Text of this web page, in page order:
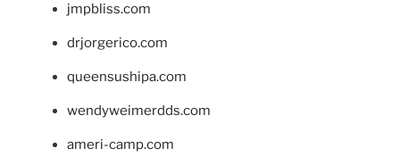
jmpbliss.com
drjorgerico.com
queensushipa.com
wendyweimerdds.com
ameri-camp.com